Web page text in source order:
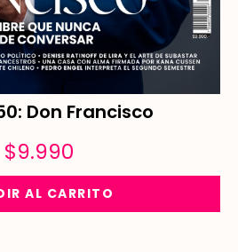
Don Francisco
$9.990
AL CARRITO